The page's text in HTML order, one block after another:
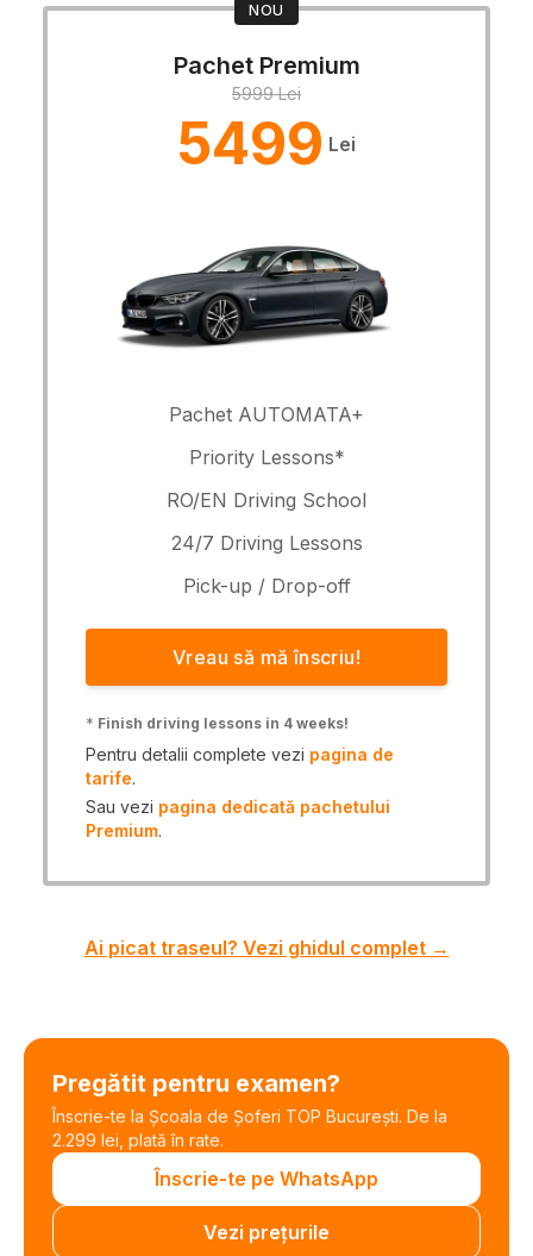
NOU
Pachet Premium
5999 Lei
5499 Lei
Pachet AUTOMATA+
Priority Lessons*
RO/EN Driving School
24/7 Driving Lessons
Pick-up / Drop-off
Vreau să mă înscriu!
* Finish driving lessons in 4 weeks!
Pentru detalii complete vezi pagina de
tarife.
Sau vezi pagina dedicată pachetului
Premium.
Ai picat traseul? Vezi ghidul complet →
Pregătit pentru examen?
Înscrie-te la Școala de Șoferi TOP București. De la
2.299 lei, plată în rate.
Înscrie-te pe WhatsApp
Vezi prețurile